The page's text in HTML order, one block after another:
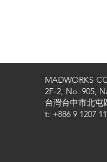
MADWORKS
2F-2, No. 905,
台灣台中市北屯
t: +886 9 1207